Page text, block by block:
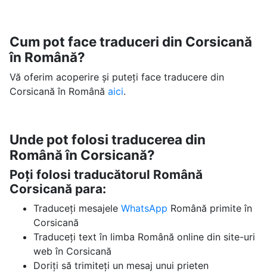
Cum pot face traduceri din Corsicană
în Română?
Vă oferim acoperire și puteți face traducere din
Corsicană în Română aici.
Unde pot folosi traducerea din
Română în Corsicană?
Poți folosi traducătorul Română
Corsicană para:
Traduceți mesajele WhatsApp Română primite în
Corsicană
Traduceți text în limba Română online din site-uri
web în Corsicană
Doriți să trimiteți un mesaj unui prieten